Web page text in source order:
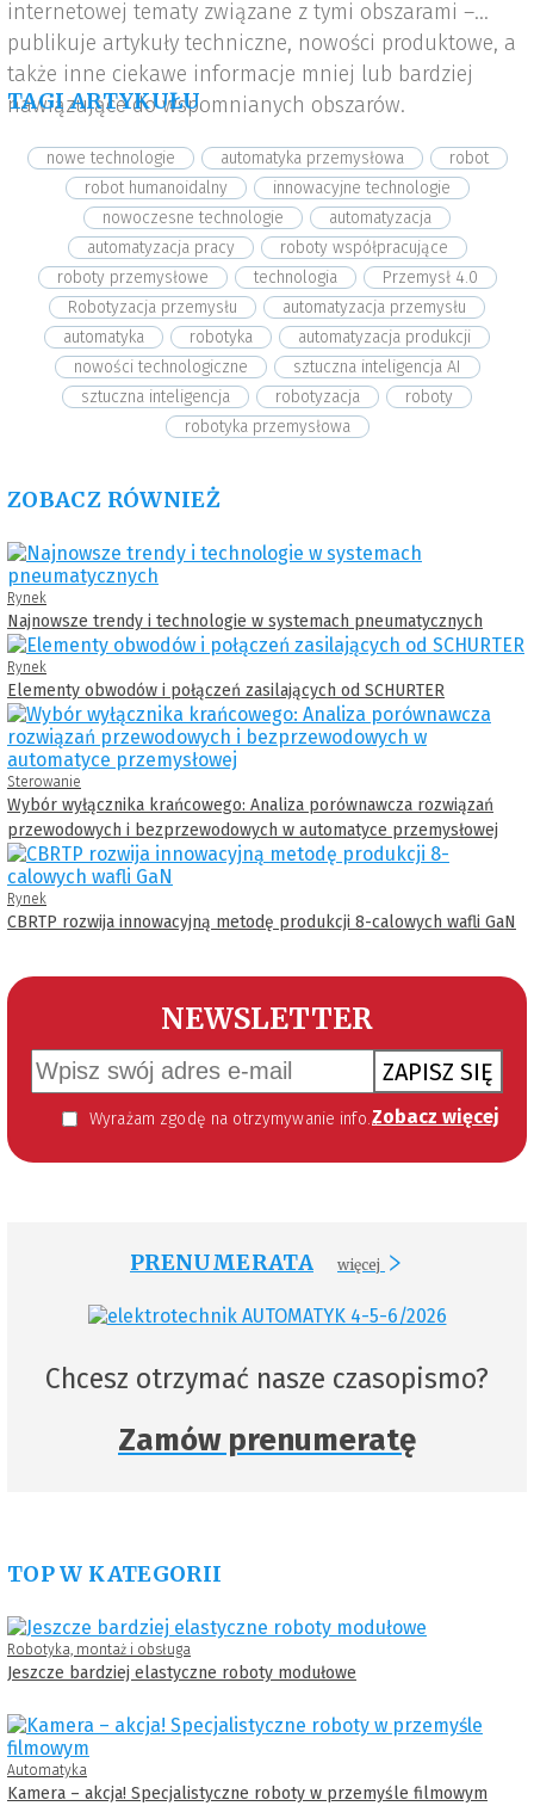
internetowej tematy związane z tymi obszarami –
publikuje artykuły techniczne, nowości produktowe, a
także inne ciekawe informacje mniej lub bardziej
nawiązujące do wspomnianych obszarów.
TAGI ARTYKUŁU
nowe technologie automatyka przemysłowa
robot
robot humanoidalny
innowacyjne technologie
nowoczesne technologie
automatyzacja
automatyzacja pracy
roboty współpracujące
roboty przemysłowe
technologia
Przemysł 4.0
Robotyzacja przemysłu
automatyzacja przemysłu
automatyka
robotyka
automatyzacja produkcji
nowości technologiczne
sztuczna inteligencja AI
sztuczna inteligencja
robotyzacja
roboty
robotyka przemysłowa
ZOBACZ RÓWNIEŻ
Rynek
Najnowsze trendy i technologie w systemach pneumatycznych
Rynek
Elementy obwodów i połączeń zasilających od SCHURTER
Sterowanie
Wybór wyłącznika krańcowego: Analiza porównawcza rozwiązań
przewodowych i bezprzewodowych w automatyce przemysłowej
Rynek
CBRTP rozwija innowacyjną metodę produkcji 8-calowych wafli GaN
NEWSLETTER
ZAPISZ SIĘ
Wyrażam zgodę na otrzymywanie informacji handlowej kierowanej do mnie za pomocą środków komunikacji elektronicznej w szczególności poczty elektronicznej zgodnie z przepisem art. 10 ust 2 ustawy z dnia 18 lipca 2002 roku o świadczeniu usług drogą elektroniczną (Dz. U. 144 z 2002 r. poz. 1204). Zgoda jest dobrowolna, jednak jej wyrażenie jest konieczne, aby otrzymywać newsletter. Zobacz więcej
PRENUMERATA więcej
Chcesz otrzymać nasze czasopismo?
Zamów prenumeratę
TOP W KATEGORII
Robotyka, montaż i obsługa
Jeszcze bardziej elastyczne roboty modułowe
Automatyka
Kamera – akcja! Specjalistyczne roboty w przemyśle filmowym